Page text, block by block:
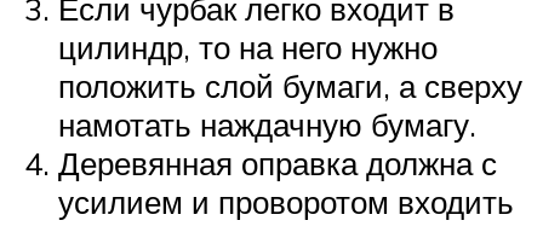
Если чурбак легко входит в
цилиндр, то на него нужно
положить слой бумаги, а сверху
намотать наждачную бумагу.
Деревянная оправка должна с
усилием и проворотом входить